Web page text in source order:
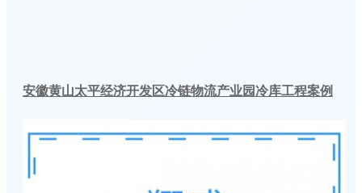
安徽黄山太平经济开发区冷链物流产业园冷库工程案例